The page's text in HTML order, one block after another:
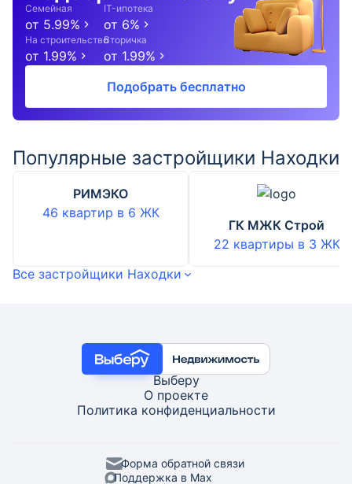
Семейная
от 5.99%
IT-ипотека
от 6%
На строительство
от 1.99%
Вторичка
от 1.99%
Подобрать бесплатно
Популярные застройщики Находки
РИМЭКО
46 квартир в 6 ЖК
ГК МЖК Строй
22 квартиры в 3 ЖК
Все застройщики Находки
Выберу
О проекте
Политика конфиденциальности
Форма обратной связи
Поддержка в Max